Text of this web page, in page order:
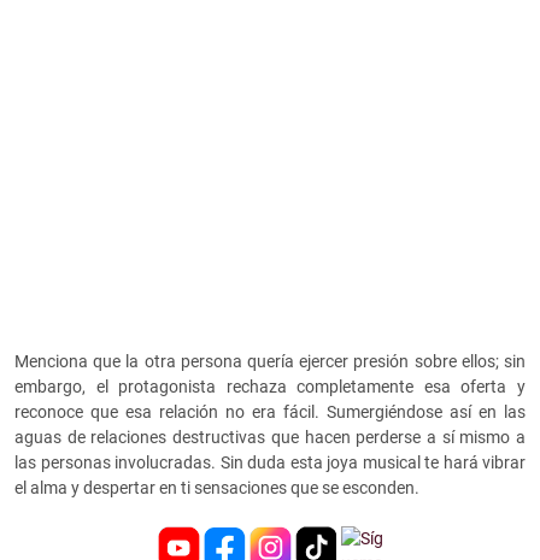
Menciona que la otra persona quería ejercer presión sobre ellos; sin
embargo, el protagonista rechaza completamente esa oferta y
reconoce que esa relación no era fácil. Sumergiéndose así en las
aguas de relaciones destructivas que hacen perderse a sí mismo a
las personas involucradas. Sin duda esta joya musical te hará vibrar
el alma y despertar en ti sensaciones que se esconden.